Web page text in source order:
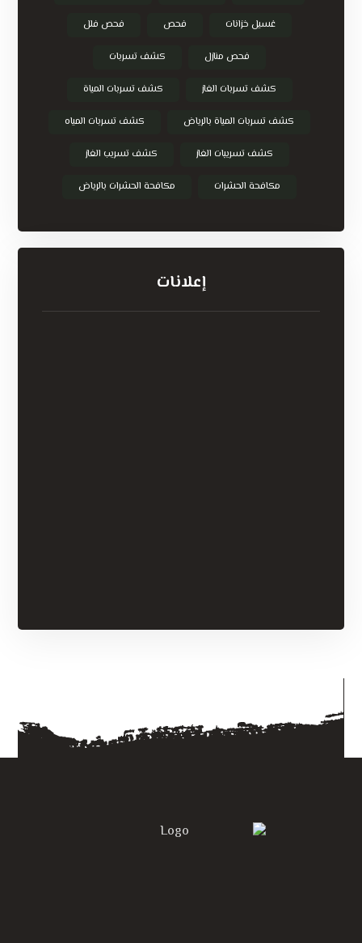
غسيل خزانات فحص فحص فلل
فحص منازل كشف تسربات
كشف تسربات الغاز كشف تسربات المياة
كشف تسربات المياة بالرياض كشف تسربات المياه
كشف تسريبات الغاز كشف تسريب الغاز
مكافحة الحشرات مكافحة الحشرات بالرياض
إعلانات